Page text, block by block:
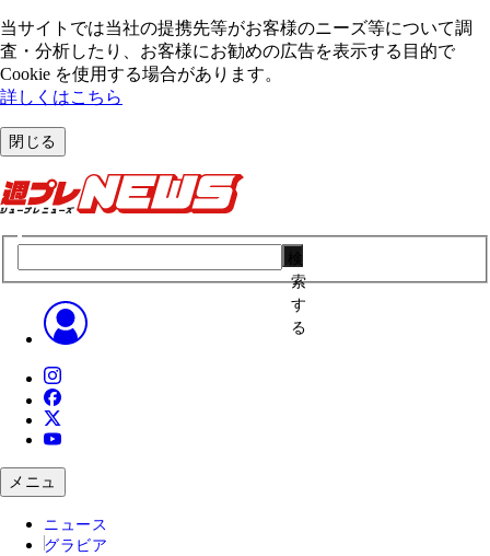
当サイトでは当社の提携先等がお客様のニーズ等について調
査・分析したり、お客様にお勧めの広告を表⽰する⽬的で
Cookie を使⽤する場合があります。
詳しくはこちら
閉じる
索
す
る
メニュ
ニュース
グラビア